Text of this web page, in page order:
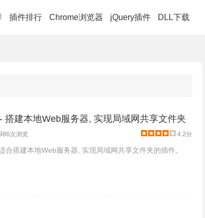
插件排行 Chrome浏览器 jQuery插件 DLL下载
搭建本地Web服务器, 实现局域网共享文件夹
次浏览 4.2分
搭建本地Web服务器, 实现局域网共享文件夹的插件。